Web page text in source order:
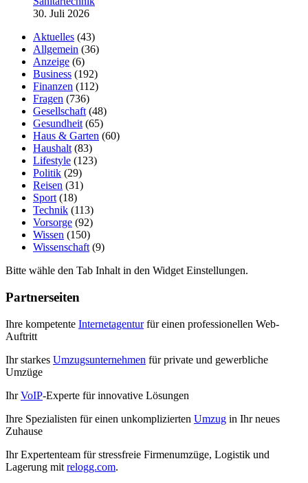
30. Juli 2026
Aktuelles (43)
Allgemein (36)
Anzeige (6)
Business (192)
Finanzen (112)
Fragen (736)
Gesellschaft (48)
Gesundheit (65)
Haus & Garten (60)
Haushalt (83)
Lifestyle (123)
Politik (29)
Reisen (31)
Sport (18)
Technik (113)
Vorsorge (92)
Wissen (150)
Wissenschaft (9)
Bitte wähle den Tab Inhalt in den Widget Einstellungen.
Partnerseiten
Ihre kompetente Internetagenturfür einen professionellen Web-
Auftritt
Ihr starkes Umzugsunternehmen für private und gewerbliche
Umzüge
IhrVoIP-Experte für innovative Lösungen
Ihre Spezialisten für einen unkomplizierten Umzug in Ihr neues
Zuhause
Ihr Expertenteam für stressfreie Firmenumzüge, Logistik und
Lagerung mit relogg.com.